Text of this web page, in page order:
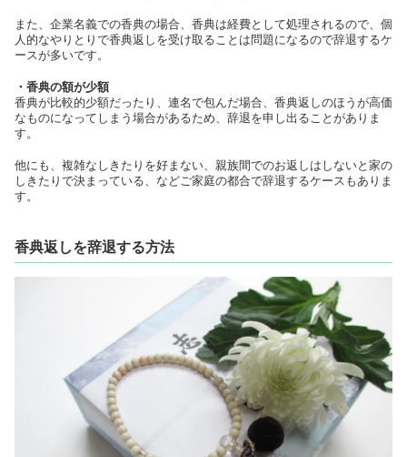
また、企業名義での香典の場合、香典は経費として処理されるので、個
人的なやりとりで香典返しを受け取ることは問題になるので辞退するケ
ースが多いです。
・香典の額が少額
香典が比較的少額だったり、連名で包んだ場合、香典返しのほうが高価
なものになってしまう場合があるため、辞退を申し出ることがありま
す。
他にも、複雑なしきたりを好まない、親族間でのお返しはしないと家の
しきたりで決まっている、などご家庭の都合で辞退するケースもありま
す。
香典返しを辞退する方法